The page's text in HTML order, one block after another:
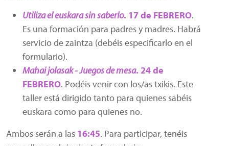
Utiliza el euskara sin saberlo. 17 de FEBRERO.
Es una formación para padres y madres. Habrá
servicio de zaintza (debéis especificarlo en el
formulario).
Mahai jolasak - Juegos de mesa. 24 de
FEBRERO. Podéis venir con los/as txikis. Este
taller está dirigido tanto para quienes sabéis
euskara como para quienes no.
Ambos serán a las 16:45. Para participar, tenéis